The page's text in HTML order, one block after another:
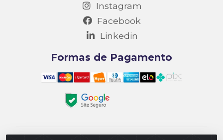
Instagram
Facebook
Linkedin
Formas de Pagamento